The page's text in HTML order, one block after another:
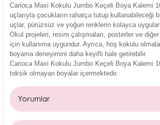
Carioca Maxi Kokulu Jumbo Keçeli Boya Kalemi
uçlarıyla çocukların rahatça tutup kullanabileceği
uçlar, pürüzsüz ve yoğun renklerin kolayca
Okul projeleri, resim çalışmaları, posterler ve
için kullanıma uygundur. Ayrıca, hoş kokulu
boyama deneyimini daha keyifli hale getirebilir.
Carioca Maxi Kokulu Jumbo Keçeli Boya Kalemi
toksik olmayan boyalar içermektedir.
Yorumlar